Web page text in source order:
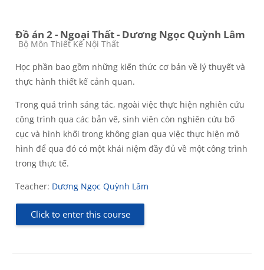
Đồ án 2 - Ngoại Thất - Dương Ngọc Quỳnh Lâm
Course category
Bộ Môn Thiết Kế Nội Thất
Học phần bao gồm những kiến thức cơ bản về lý thuyết và
thực hành thiết kế cảnh quan.
Trong quá trình sáng tác, ngoài việc thực hiện nghiên cứu
công trình qua các bản vẽ, sinh viên còn nghiên cứu bố
cục và hình khối trong không gian qua việc thực hiện mô
hình để qua đó có một khái niệm đầy đủ về một công trình
trong thực tế.
Teacher: Dương Ngọc Quỳnh Lâm
Click to enter this course